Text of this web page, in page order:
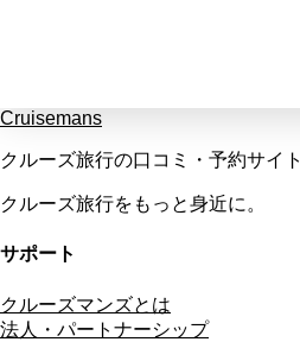
Cruisemans
クルーズ旅行の口コミ・予約サイト
クルーズ旅行をもっと身近に。
サポート
クルーズマンズとは
法人・パートナーシップ